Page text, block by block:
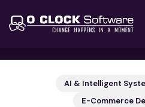
AI & Intelligent
E-Commerce